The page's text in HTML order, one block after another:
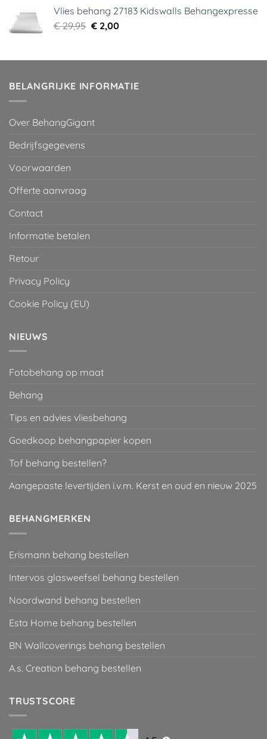
€ 29,95.€ 5,99.
Vlies behang 27183 Kidswalls Behangexpresse
€29,95 Oorspronkelijke
€ 29,95.
€2,00Huidige
€ 2,00.
BELANGRIJKE INFORMATIE
Over BehangGigant
Bedrijfsgegevens
Voorwaarden
Offerte aanvraag
Contact
Informatie betalen
Retour
Privacy Policy
Cookie Policy (EU)
NIEUWS
Fotobehang op maat
Behang
Tips en advies vliesbehang
Goedkoop behangpapier kopen
Tof behang bestellen?
Aangepaste levertijden i.v.m. Kerst en oud en nieuw 2025
BEHANGMERKEN
Erismann behang bestellen
Intervos glasweefsel behang bestellen
Noordwand behang bestellen
Esta Home behang bestellen
BN Wallcoverings behang bestellen
A.s. Creation behang bestellen
TRUSTSCORE